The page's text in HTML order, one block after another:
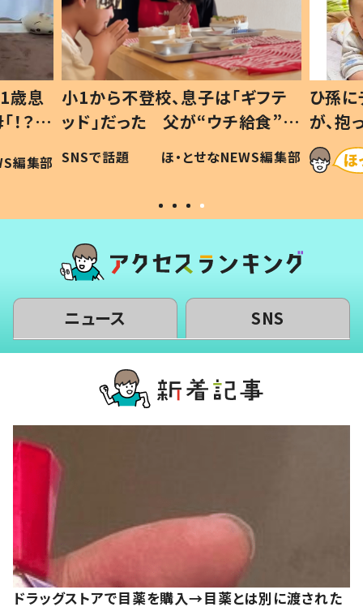
歳息
？」
編集部
小1から不登校、息子は「ギフテ
ッド」だった 父が“ウチ給食”を
作り続ける理由とは #令和の親
#令和の子
SNSで話題 ほ・とせなNEWS編集部
ひ孫
が、
「涙が
い」
ニュース SNS
ドラッグストアで目薬を購入→目薬とは別に渡された